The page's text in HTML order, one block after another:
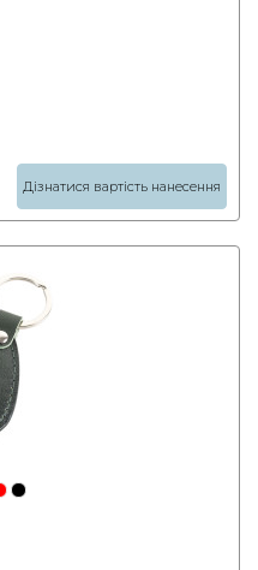
Дізнатися вартість нанесення